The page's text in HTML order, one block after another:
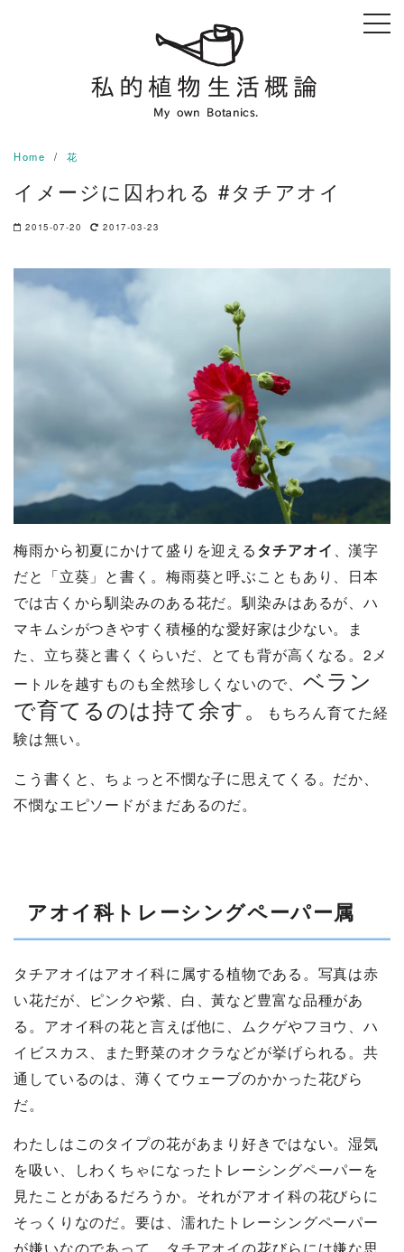
Home 花
イメージに囚われる #タチアオイ
2015-07-20 2017-03-23
梅雨から初夏にかけて盛りを迎えるタチアオイ
、漢字
だと「立葵」と書く。梅雨葵と呼ぶこともあり、日本
では古くから馴染みのある花だ。馴染みはあるが、ハ
マキムシがつきやすく積極的な愛好家は少ない。ま
た、立ち葵と書くくらいだ、とても背が高くなる。2メ
ートルを越すものも全然珍しくないので、 ベラン
で育てるのは持て余す。
もちろん育てた経
験は無い。
こう書くと、ちょっと不憫な子に思えてくる。だか、
不憫なエピソードがまだあるのだ。
アオイ科トレーシングペーパー属
タチアオイはアオイ科に属する植物である。写真は赤
い花だが、ピンクや紫、白、黃など豊富な品種があ
る。アオイ科の花と言えば他に、ムクゲやフヨウ、ハ
イビスカス、また野菜のオクラなどが挙げられる。共
通しているのは、薄くてウェーブのかかった花びら
だ。
わたしはこのタイプの花があまり好きではない。湿気
を吸い、しわくちゃになったトレーシングペーパーを
見たことがあるだろうか。それがアオイ科の花びらに
そっくりなのだ。要は、濡れたトレーシングペーパー
が嫌いなのであって、タチアオイの花びらには嫌な思